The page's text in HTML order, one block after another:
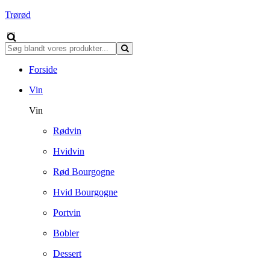
Trørød
Forside
Vin
Vin
Rødvin
Hvidvin
Rød Bourgogne
Hvid Bourgogne
Portvin
Bobler
Dessert